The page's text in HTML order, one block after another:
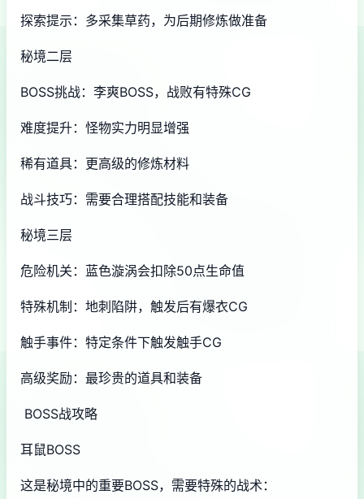
探索提示：多采集草药，为后期修炼做准备
秘境二层
BOSS挑战：李爽BOSS，战败有特殊CG
难度提升：怪物实力明显增强
稀有道具：更高级的修炼材料
战斗技巧：需要合理搭配技能和装备
秘境三层
危险机关：蓝色漩涡会扣除50点生命值
特殊机制：地刺陷阱，触发后有爆衣CG
触手事件：特定条件下触发触手CG
高级奖励：最珍贵的道具和装备
BOSS战攻略
耳鼠BOSS
这是秘境中的重要BOSS，需要特殊的战术：